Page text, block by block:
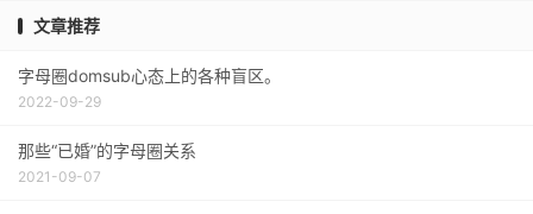
文章推荐
字母圈domsub心态上的各种盲区。
2022-09-29
那些“已婚”的字母圈关系
2021-09-07